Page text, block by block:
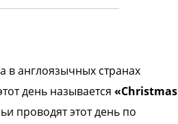
в англоязычных странах
день называется «Christmas
проводят этот день по